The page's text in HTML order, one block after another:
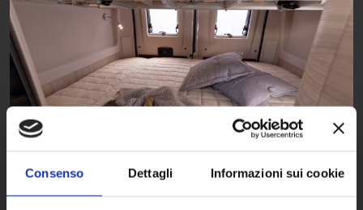
Consenso Dettagli Informazioni sui cookie